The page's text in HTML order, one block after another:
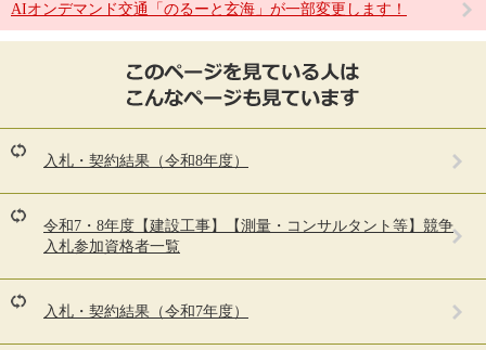
AIオンデマンド交通「のるーと玄海」が一部変更します！
ジ
を
て
い
は
こ
な
入札・契約結果（令和8年度）
令和7・8年度【建設工事】【測量・コンサルタント等】競争
入札参加資格者一覧
入札・契約結果（令和7年度）